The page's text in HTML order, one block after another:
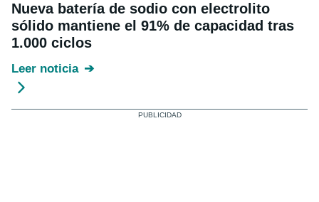
Nueva batería de sodio con electrolito
sólido mantiene el 91% de capacidad tras
1.000 ciclos
Leer noticia